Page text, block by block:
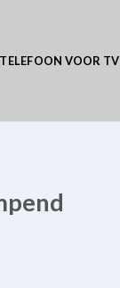
VOOR TV